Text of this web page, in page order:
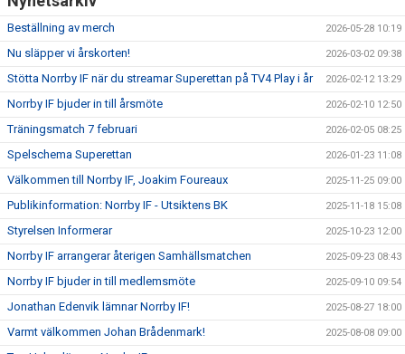
Beställning av merch 2026-05-28 10:19
Nu släpper vi årskorten! 2026-03-02 09:38
Stötta Norrby IF när du streamar Superettan på TV4 Play i år 2026-02-12 13:29
Norrby IF bjuder in till årsmöte 2026-02-10 12:50
Träningsmatch 7 februari 2026-02-05 08:25
Spelschema Superettan 2026-01-23 11:08
Välkommen till Norrby IF, Joakim Foureaux 2025-11-25 09:00
Publikinformation: Norrby IF - Utsiktens BK 2025-11-18 15:08
Styrelsen Informerar 2025-10-23 12:00
Norrby IF arrangerar återigen Samhällsmatchen 2025-09-23 08:43
Norrby IF bjuder in till medlemsmöte 2025-09-10 09:54
Jonathan Edenvik lämnar Norrby IF! 2025-08-27 18:00
Varmt välkommen Johan Brådenmark! 2025-08-08 09:00